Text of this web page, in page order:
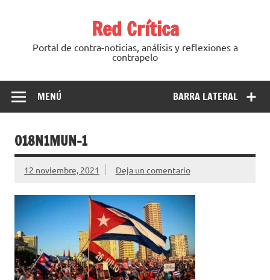
Red Crítica
Portal de contra-noticias, análisis y reflexiones a
contrapelo
BARRA LATERAL
MENÚ
018N1MUN-1
12 noviembre, 2021 Deja un comentario